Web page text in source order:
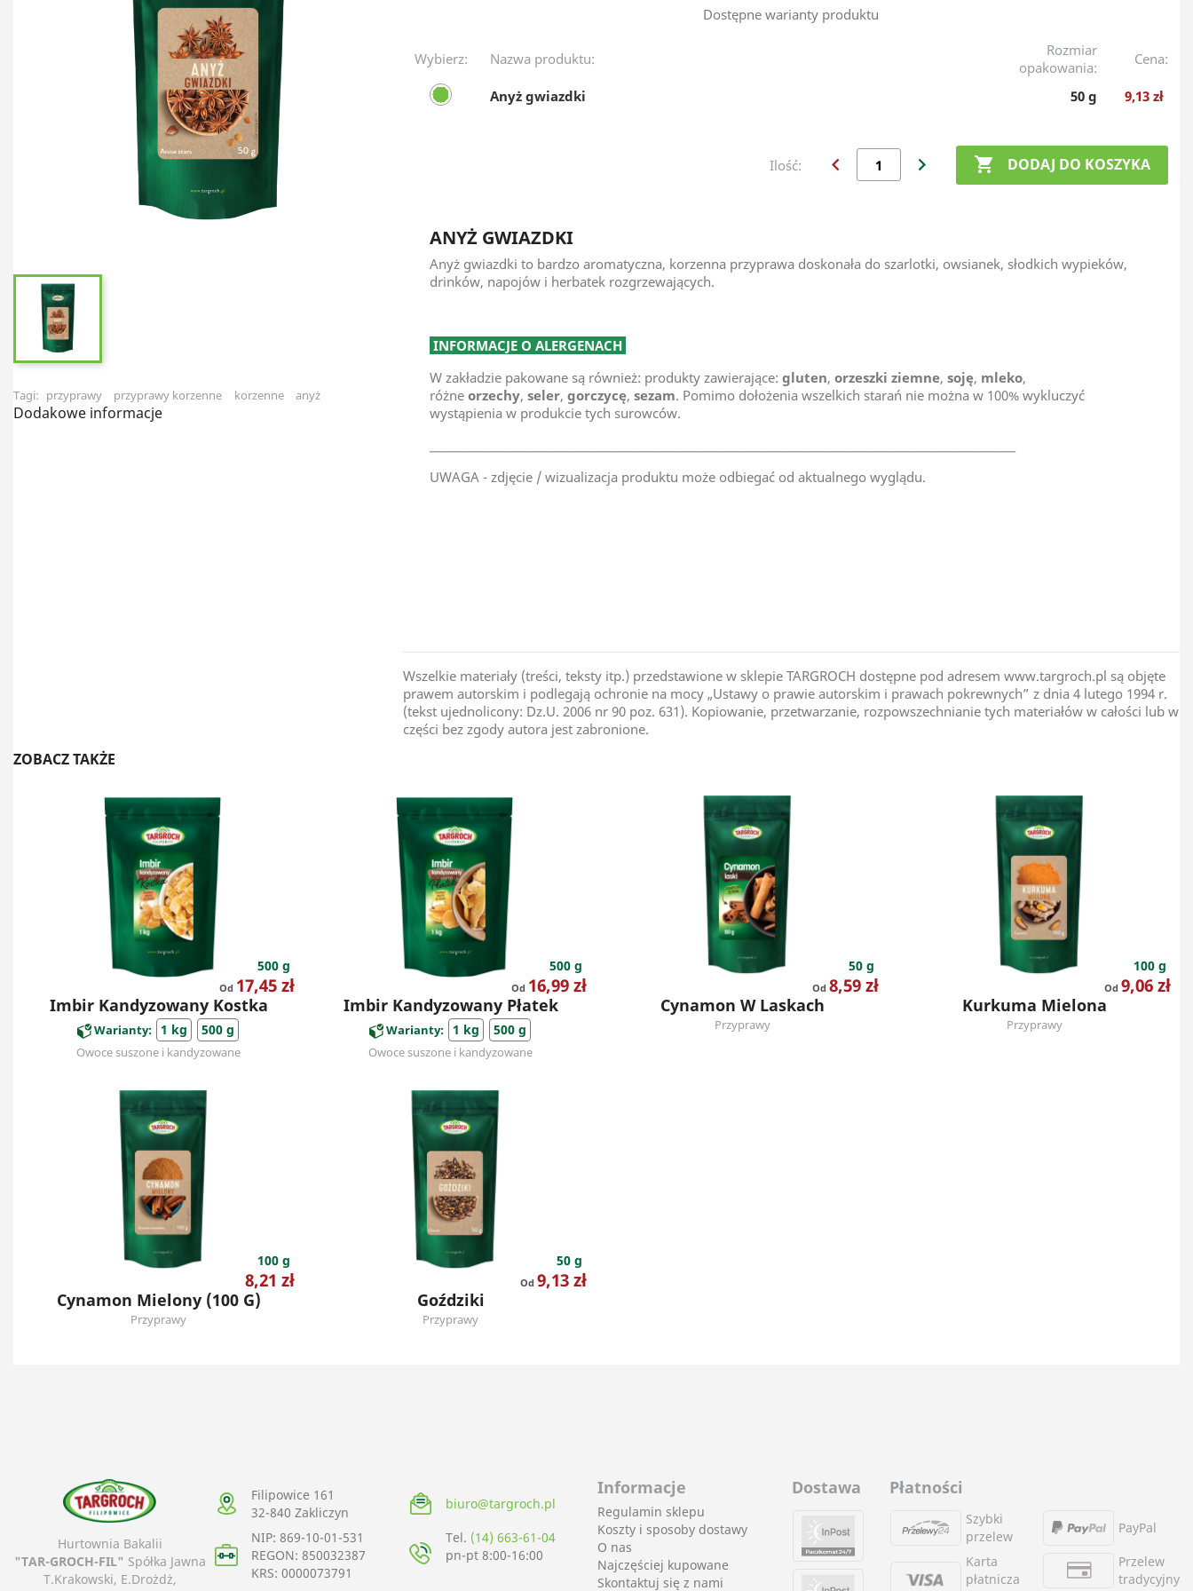
Tagi: przyprawy przyprawy korzenne korzenne anyż
Dodakowe informacje
Dostępne warianty produktu
Wybierz: Nazwa produktu:
Rozmiar
opakowania:
Cena:
Anyż gwiazdki 50 g 9,13 zł
Ilość: chevron_left chevron_right  DODAJ DO KOSZYKA
ANYŻ GWIAZDKI
Anyż gwiazdki to bardzo aromatyczna, korzenna przyprawa doskonała do szarlotki, owsianek, słodkich wypieków,
drinków, napojów i herbatek rozgrzewających.
INFORMACJE O ALERGENACH
W zakładzie pakowane są również: produkty zawierające: gluten, orzeszki ziemne, soję, mleko,
różne orzechy, seler, gorczycę, sezam. Pomimo dołożenia wszelkich starań nie można w 100% wykluczyć
wystąpienia w produkcie tych surowców.
UWAGA - zdjęcie / wizualizacja produktu może odbiegać od aktualnego wyglądu.
Wszelkie materiały (treści, teksty itp.) przedstawione w sklepie TARGROCH dostępne pod adresem www.targroch.pl są objęte
prawem autorskim i podlegają ochronie na mocy „Ustawy o prawie autorskim i prawach pokrewnych” z dnia 4 lutego 1994 r.
(tekst ujednolicony: Dz.U. 2006 nr 90 poz. 631). Kopiowanie, przetwarzanie, rozpowszechnianie tych materiałów w całości lub w
części bez zgody autora jest zabronione.
ZOBACZ TAKŻE
500 g
Od Cena
17,45 zł
Imbir Kandyzowany Kostka
Warianty: 1 kg 500 g
Owoce suszone i kandyzowane
500 g
Od Cena
16,99 zł
Imbir Kandyzowany Płatek
Warianty: 1 kg 500 g
Owoce suszone i kandyzowane
50 g
Od Cena
8,59 zł
Cynamon W Laskach
Przyprawy
100 g
Od Cena
9,06 zł
Kurkuma Mielona
Przyprawy
100 g
Cena
8,21 zł
Cynamon Mielony (100 G)
Przyprawy
50 g
Od Cena
9,13 zł
Goździki
Przyprawy
Hurtownia Bakalii
"TAR-GROCH-FIL" Spółka Jawna
T.Krakowski, E.Drożdż,
Filipowice 161
32-840 Zakliczyn
NIP: 869-10-01-531
REGON: 850032387
KRS: 0000073791
biuro@targroch.pl
Tel. (14) 663-61-04
pn-pt 8:00-16:00
Informacje
Regulamin sklepu
Koszty i sposoby dostawy
O nas
Najczęściej kupowane
Skontaktuj się z nami
Dostawa Płatności
Szybki
przelew
Karta
płatnicza
PayPal
Przelew
tradycyjny